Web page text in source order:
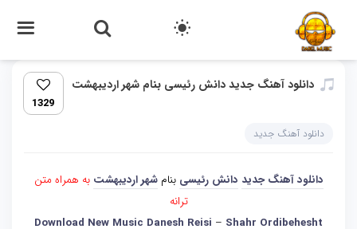
دانلود آهنگ جدید دانش رئیسی بنام شهر اردیبهشت
1329
دانلود آهنگ جدید
دانلود آهنگ جدید دانش رئیسی بنامشهر اردیبهشت به همراه متن
ترانه
Download New Music Danesh Reisi – Shahr Ordibehesht